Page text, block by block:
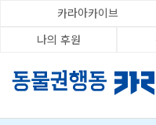
카라아카이브
나의 후원